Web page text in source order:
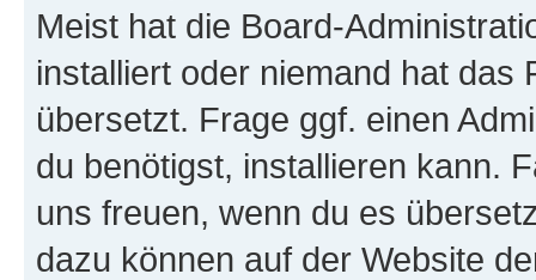
Meist hat die Board-
installiert oder niemand hat das
übersetzt. Frage ggf. einen
du benötigst, installieren kann.
uns freuen, wenn du es
dazu können auf der Website